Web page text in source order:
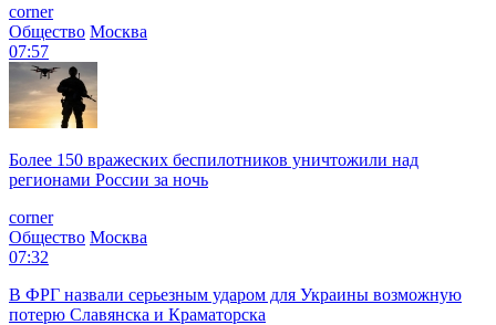
corner
Общество Москва
07:57
Более 150 вражеских беспилотников уничтожили над
регионами России за ночь
corner
Общество Москва
07:32
В ФРГ назвали серьезным ударом для Украины возможную
потерю Славянска и Краматорска